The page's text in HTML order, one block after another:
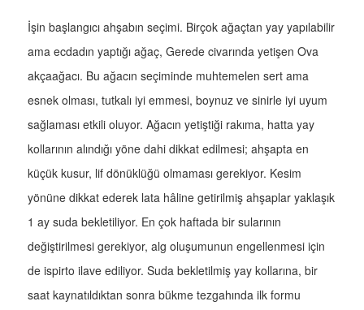
İşin başlangıcı ahşabın seçimi. Birçok ağaçtan yay yapılabilir
ama ecdadın yaptığı ağaç, Gerede civarında yetişen Ova
akçaağacı. Bu ağacın seçiminde muhtemelen sert ama
esnek olması, tutkalı iyi emmesi, boynuz ve sinirle iyi uyum
sağlaması etkili oluyor. Ağacın yetiştiği rakıma, hatta yay
kollarının alındığı yöne dahi dikkat edilmesi; ahşapta en
küçük kusur, lif dönüklüğü olmaması gerekiyor. Kesim
yönüne dikkat ederek lata hâline getirilmiş ahşaplar yaklaşık
1 ay suda bekletiliyor. En çok haftada bir sularının
değiştirilmesi gerekiyor, alg oluşumunun engellenmesi için
de ispirto ilave ediliyor. Suda bekletilmiş yay kollarına, bir
saat kaynatıldıktan sonra bükme tezgahında ilk formu